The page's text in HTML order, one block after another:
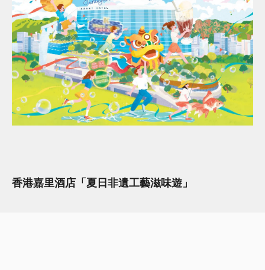
香港嘉里酒店「夏日非遺工藝滋味遊」